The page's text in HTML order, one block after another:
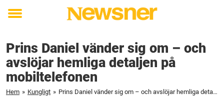
Toggle
Prins Daniel vänder sig om – och
avslöjar hemliga detaljen på
mobiltelefonen
Hem » Kungligt » Prins Daniel vänder sig om – och avslöjar hemliga detaljen på mobiltelefonen